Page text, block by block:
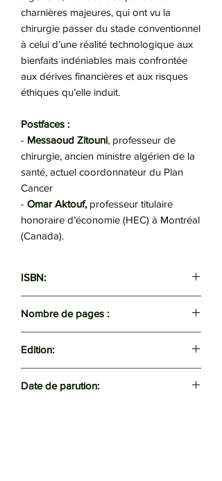
charnières majeures, qui ont vu la
chirurgie passer du stade conventionnel
à celui d’une réalité technologique aux
bienfaits indéniables mais confrontée
aux dérives financières et aux risques
éthiques qu’elle induit.
Postfaces :
- Messaoud Zitouni, professeur de
chirurgie, ancien ministre algérien de la
santé, actuel coordonnateur du Plan
Cancer
- Omar Aktouf, professeur titulaire
honoraire d’économie (HEC) à Montréal
(Canada).
ISBN:
Nombre de pages :
Edition:
Date de parution: